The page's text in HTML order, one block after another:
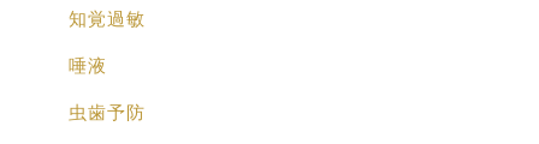
知覚過敏
唾液
虫歯予防